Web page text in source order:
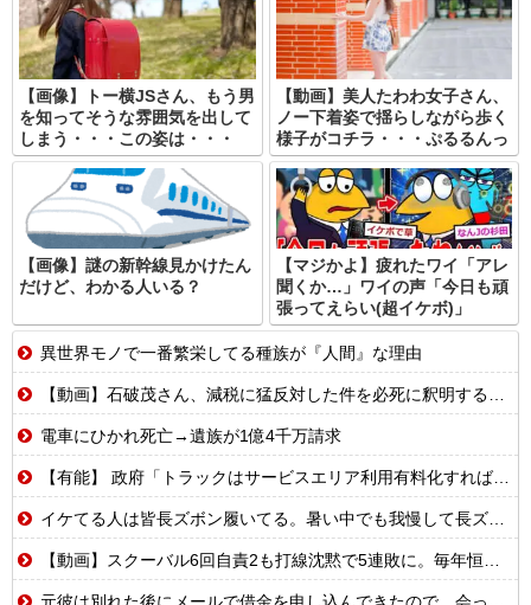
【画像】トー横JSさん、もう男
を知ってそうな雰囲気を出して
しまう・・・この姿は・・・
【動画】美人たわわ女子さん、
ノー下着姿で揺らしながら歩く
様子がコチラ・・・ぷるるんっ
【画像】謎の新幹線見かけたん
だけど、わかる人いる？
【マジかよ】疲れたワイ「アレ
聞くか…」ワイの声「今日も頑
張ってえらい(超イケボ)」
異世界モノで一番繁栄してる種族が『人間』な理由
【動画】石破茂さん、減税に猛反対した件を必死に釈明するも更に大炎上wwwww
電車にひかれ死亡→遺族が1億4千万請求
【有能】 政府「トラックはサービスエリア利用有料化すればサボらず走るし流問題解決じゃね？」
イケてる人は皆長ズボン履いてる。暑い中でも我慢して長ズボン履いてる。半ズボンはモテ無い。厳しいって
【動画】スクーバル6回自責2も打線沈黙で5連敗に。毎年恒例の苦しい時期に入るドジャースファン